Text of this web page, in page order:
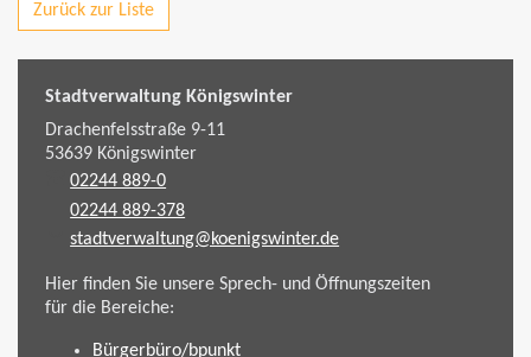
Zurück zur Liste
Stadtverwaltung Königswinter
Drachenfelsstraße 9-11
53639Königswinter
02244 889-0
02244 889-378
stadtverwaltung@koenigswinter.de
Hier finden Sie unsere Sprech- und Öffnungszeiten
für die Bereiche:
Bürgerbüro/bpunkt